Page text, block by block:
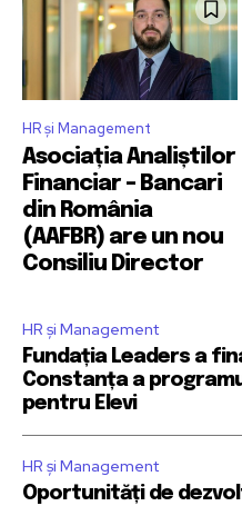
HR și Management
Asociația Analiștilor
Financiar – Bancari
din România
(AAFBR) are un nou
Consiliu Director
HR și Management
Fundația Leaders a
Constanța a
pentru Elevi
HR și Management
Oportunități de